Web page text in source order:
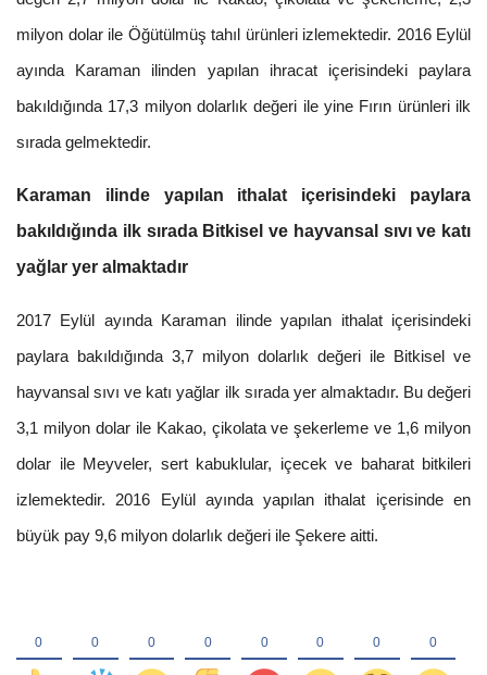
milyon dolar ile Öğütülmüş tahıl ürünleri izlemektedir. 2016 Eylül
ayında Karaman ilinden yapılan ihracat içerisindeki paylara
bakıldığında 17,3 milyon dolarlık değeri ile yine Fırın ürünleri ilk
sırada gelmektedir.
Karaman ilinde yapılan ithalat içerisindeki paylara
bakıldığında ilk sırada Bitkisel ve hayvansal sıvı ve katı
yağlar yer almaktadır
2017 Eylül ayında Karaman ilinde yapılan ithalat içerisindeki
paylara bakıldığında 3,7 milyon dolarlık değeri ile Bitkisel ve
hayvansal sıvı ve katı yağlar ilk sırada yer almaktadır. Bu değeri
3,1 milyon dolar ile Kakao, çikolata ve şekerleme ve 1,6 milyon
dolar ile Meyveler, sert kabuklular, içecek ve baharat bitkileri
izlemektedir. 2016 Eylül ayında yapılan ithalat içerisinde en
büyük pay 9,6 milyon dolarlık değeri ile Şekere aitti.